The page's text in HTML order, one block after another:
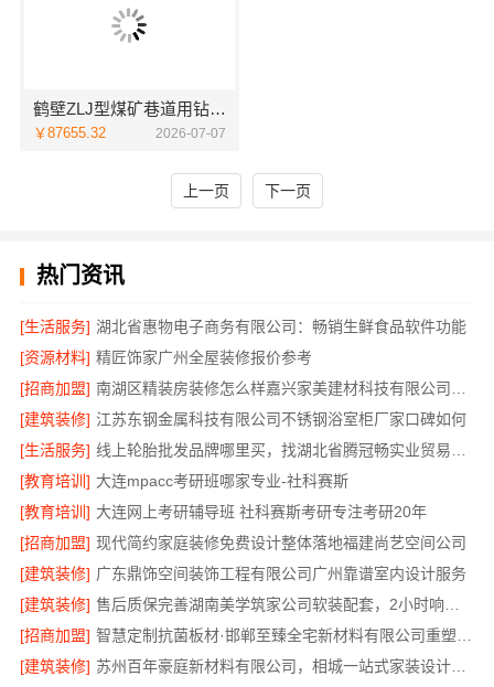
鹤壁ZLJ型煤矿巷道用钻机与瓦斯防治理工作深入融合
￥87655.32 2026-07-07
上一页 下一页
热门资讯
[生活服务] 湖北省惠物电子商务有限公司：畅销生鲜食品软件功能
[资源材料] 精匠饰家广州全屋装修报价参考
[招商加盟]
[建筑装修] 江苏东钢金属科技有限公司不锈钢浴室柜厂家口碑如何
[生活服务]
[教育培训] 大连mpacc考研班哪家专业-社科赛斯
[教育培训] 大连网上考研辅导班 社科赛斯考研专注考研20年
[招商加盟] 现代简约家庭装修免费设计整体落地福建尚艺空间公司
[建筑装修] 广东鼎饰空间装饰工程有限公司广州靠谱室内设计服务
[建筑装修]
[招商加盟]
[建筑装修]
苏州百年豪庭新材料有限公司，相城一站式家装设计多少钱拎包入住